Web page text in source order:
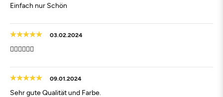
Einfach nur Schön
03.02.2024
👍🏻👍🏻👍🏻
09.01.2024
Sehr gute Qualität und Farbe.